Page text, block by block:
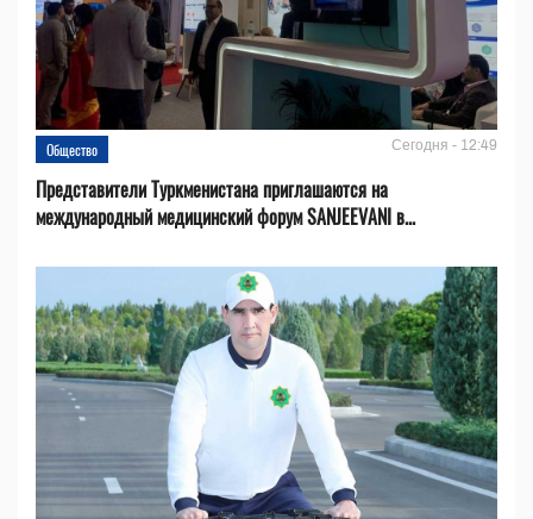
Общество Сегодня - 12:49
Представители Туркменистана приглашаются на
международный медицинский форум SANJEEVANI в...